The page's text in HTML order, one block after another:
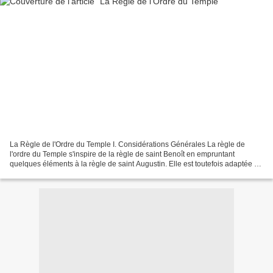
La Règle de l'Ordre du Temple I. Considérations Générales La règle de
l'ordre du Temple s'inspire de la règle de saint Benoît en empruntant
quelques éléments à la règle de saint Augustin. Elle est toutefois adaptée au